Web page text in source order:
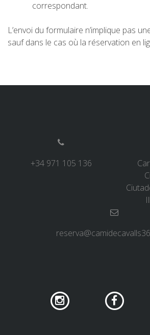
8 ÉTAPES
NORMES ET CRITÈRES DE
ENVOYER UNE TENTATIVE
correspondant.
L’envoi du formulaire n’implique pas
sauf dans le cas où la réservation en
+34 971 105 136